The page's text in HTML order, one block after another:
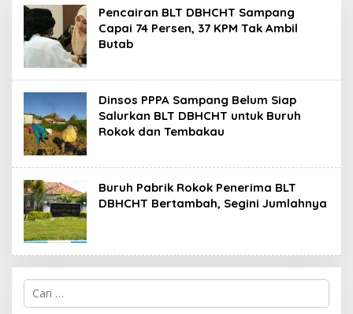
Pencairan BLT DBHCHT Sampang
Capai 74 Persen, 37 KPM Tak Ambil
Butab
Dinsos PPPA Sampang Belum Siap
Salurkan BLT DBHCHT untuk Buruh
Rokok dan Tembakau
Buruh Pabrik Rokok Penerima BLT
DBHCHT Bertambah, Segini Jumlahnya
Cari
untuk: